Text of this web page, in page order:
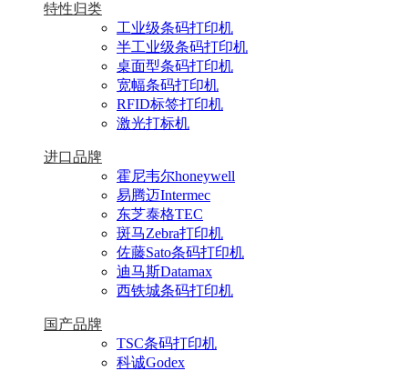
特性归类
工业级条码打印机
半工业级条码打印机
桌面型条码打印机
宽幅条码打印机
RFID标签打印机
激光打标机
进口品牌
霍尼韦尔honeywell
易腾迈Intermec
东芝泰格TEC
斑马Zebra打印机
佐藤Sato条码打印机
迪马斯Datamax
西铁城条码打印机
国产品牌
TSC条码打印机
科诚Godex